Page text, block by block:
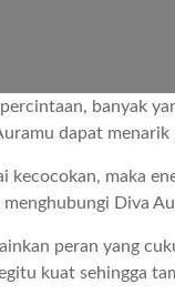
banyak
dapat
kecocokan, maka
Diva
peran yang
kuat sehingga